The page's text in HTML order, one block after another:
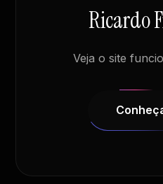
Ricardo
Veja o site